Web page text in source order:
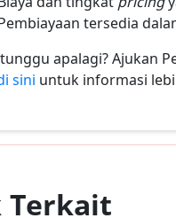
tersedia
tunggu apalagi? Ajukan
sini untuk informasi
Terkait